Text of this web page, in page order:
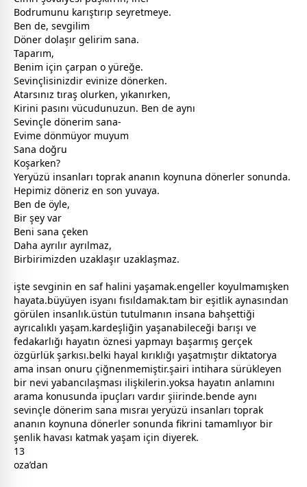
Bodrumunu karıştırıp seyretmeye.
Ben de, sevgilim
Döner dolaşır gelirim sana.
Taparım,
Benim için çarpan o yüreğe.
Sevinçlisinizdir evinize dönerken.
Atarsınız tıraş olurken, yıkanırken,
Kirini pasını vücudunuzun. Ben de aynı
Sevinçle dönerim sana-
Evime dönmüyor muyum
Sana doğru
Koşarken?
Yeryüzü insanları toprak ananın koynuna dönerler sonunda.
Hepimiz döneriz en son yuvaya.
Ben de öyle,
Bir şey var
Beni sana çeken
Daha ayrılır ayrılmaz,
Birbirimizden uzaklaşır uzaklaşmaz.
işte sevginin en saf halini yaşamak.engeller koyulmamışken
hayata.büyüyen isyanı fısıldamak.tam bir eşitlik aynasından
görülen insanlık.üstün tutulmanın insana bahşettiği
ayrıcalıklı yaşam.kardeşliğin yaşanabileceği barışı ve
fedakarlığı hayatın öznesi yapmayı başarmış gerçek
özgürlük şarkısı.belki hayal kırıklığı yaşatmıştır diktatorya
ama insan onuru çiğnenmemiştir.şairi intihara sürükleyen
bir nevi yabancılaşması ilişkilerin.yoksa hayatın anlamını
arama konusunda ipuçları vardır şiirinde.bende aynı
sevinçle dönerim sana mısraı yeryüzü insanları toprak
ananın koynuna dönerler sonunda fikrini tamamlıyor bir
şenlik havası katmak yaşam için diyerek.
13
oza’dan